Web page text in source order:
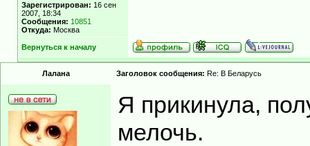
Зарегистрирован: 16 сен
2007, 18:34
Сообщения: 10851
Откуда: Москва
Вернуться к началу
Лалана Заголовок сообщения: Re: В Беларусь
Я прикинула,
мелочь.